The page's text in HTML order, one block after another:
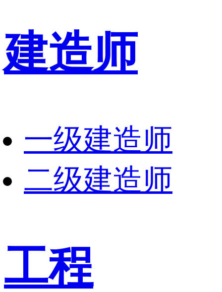
建造师
一级建造师
二级建造师
工程